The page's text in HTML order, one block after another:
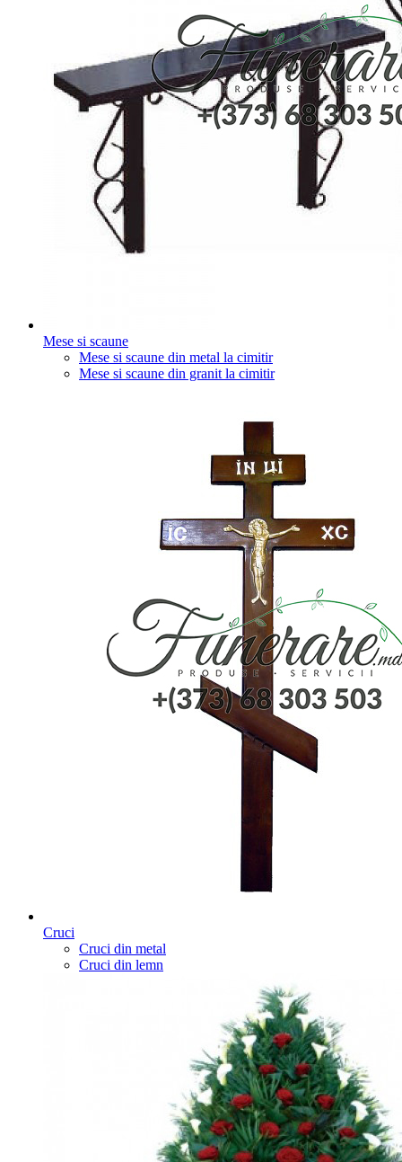
Mese si scaune
Mese si scaune din metal la cimitir
Mese si scaune din granit la cimitir
Cruci
Cruci din metal
Cruci din lemn